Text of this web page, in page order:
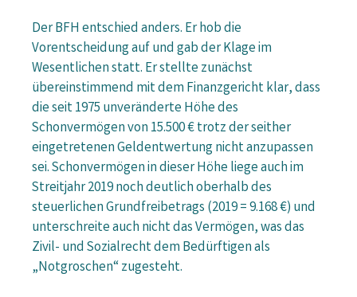
Der BFH entschied anders. Er hob die
Vorentscheidung auf und gab der Klage im
Wesentlichen statt. Er stellte zunächst
übereinstimmend mit dem Finanzgericht klar, dass
die seit 1975 unveränderte Höhe des
Schonvermögen von 15.500 € trotz der seither
eingetretenen Geldentwertung nicht anzupassen
sei. Schonvermögen in dieser Höhe liege auch im
Streitjahr 2019 noch deutlich oberhalb des
steuerlichen Grundfreibetrags (2019 = 9.168 €) und
unterschreite auch nicht das Vermögen, was das
Zivil- und Sozialrecht dem Bedürftigen als
„Notgroschen“ zugesteht.